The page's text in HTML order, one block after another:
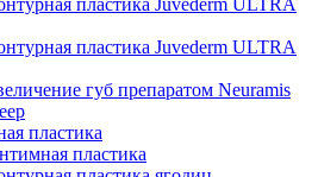
пластика Juvederm ULTRA
пластика Juvederm ULTRA
губ препаратом Neuramis
пластика
пластика